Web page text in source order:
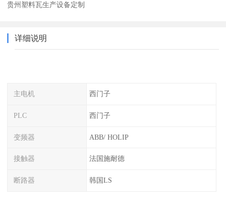
贵州塑料瓦生产设备定制
详细说明
主电机 西门子
PLC 西门子
变频器 ABB/ HOLIP
接触器 法国施耐德
断路器 韩国LS